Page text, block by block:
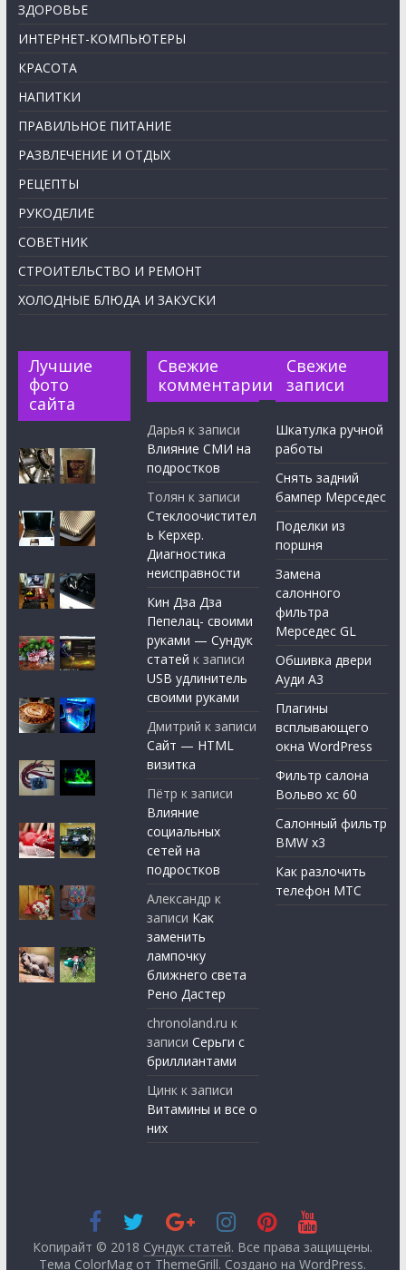
ЗДОРОВЬЕ
ИНТЕРНЕТ-КОМПЬЮТЕРЫ
КРАСОТА
НАПИТКИ
ПРАВИЛЬНОЕ ПИТАНИЕ
РАЗВЛЕЧЕНИЕ И ОТДЫХ
РЕЦЕПТЫ
РУКОДЕЛИЕ
СОВЕТНИК
СТРОИТЕЛЬСТВО И РЕМОНТ
ХОЛОДНЫЕ БЛЮДА И ЗАКУСКИ
Лучшие
фото
сайта
Свежие
комментарии
Дарья к записи
Влияние СМИ на
подростков
Толян к записи
Стеклоочистител
ь Керхер.
Диагностика
неисправности
Кин Дза Дза
Пепелац- своими
руками — Сундук
статей к записи
USB удлинитель
своими руками
Дмитрий к записи
Сайт — HTML
визитка
Пётр к записи
Влияние
социальных
сетей на
подростков
Александр к
записи Как
заменить
лампочку
ближнего света
Рено Дастер
chronoland.ru к
записиСерьги с
бриллиантами
Цинк к записи
Витамины и все о
них
Свежие
записи
Шкатулка ручной
работы
Снять задний
бампер Мерседес
Поделки из
поршня
Замена
салонного
фильтра
Мерседес GL
Обшивка двери
Ауди А3
Плагины
всплывающего
окна WordPress
Фильтр салона
Вольво хс 60
Салонный фильтр
BMW x3
Как разлочить
телефон МТС
Копирайт © 2018 Сундук статей. Все права защищены.
Тема ColorMag от ThemeGrill. Создано наWordPress.